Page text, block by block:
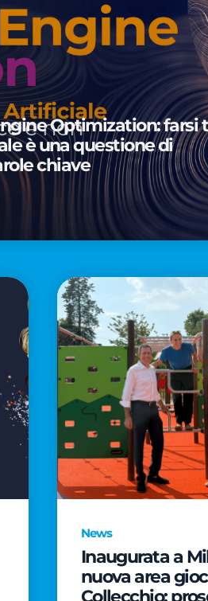
Optimization: farsi
è una questione di
chiave
News
Inaugurata a
nuova area
Collecchio: